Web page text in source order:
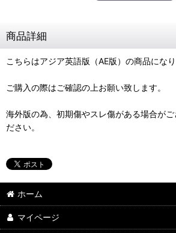
商品詳細
こちらはアジア英語版（AE版）の商品にな
ご購入の際はご確認の上お願い致します。
海外版の為、初期傷やスレ傷がある場合がご
ださい。
ホーム
マイページ